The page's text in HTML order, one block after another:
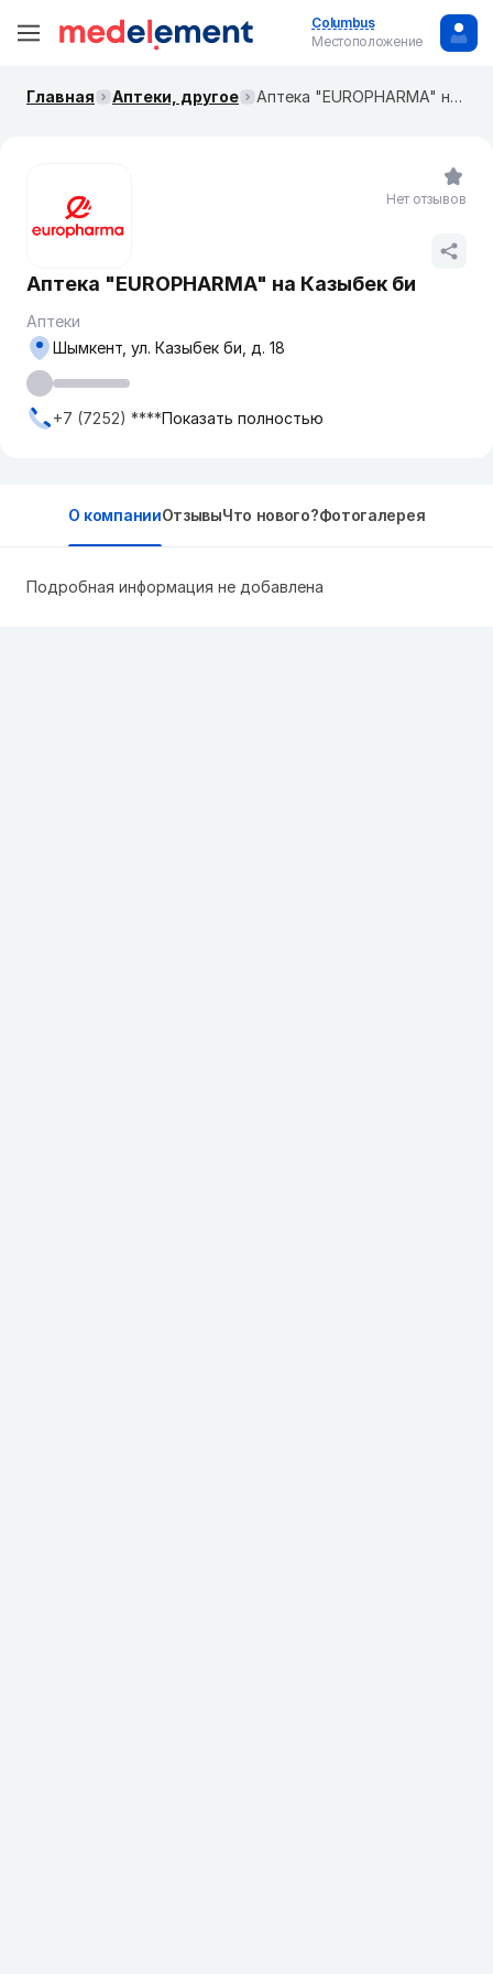
Columbus
Местоположение
Главная Аптеки, другое Аптека "EUROPHARMA" на Казыбек би
Аптека "EUROPHARMA" на Казыбек би
Аптеки
Шымкент, ул. Казыбек би, д. 18
+7 (7252) ****Показать полностью
Нет отзывов
О компанииОтзывыЧто нового?Фотогалерея
Подробная информация не добавлена